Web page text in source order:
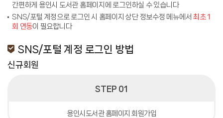
간편하게 용인시 도서관 홈페이지에 로그인하실 수 있습니다
SNS/포털 계정으로 로그인 시 홈페이지 상단 정보수정 메뉴에서 최초 1
회 연동이 필요합니다
SNS/포털 계정 로그인 방법
신규회원
STEP 01
용인시도서관 홈페이지 회원가입